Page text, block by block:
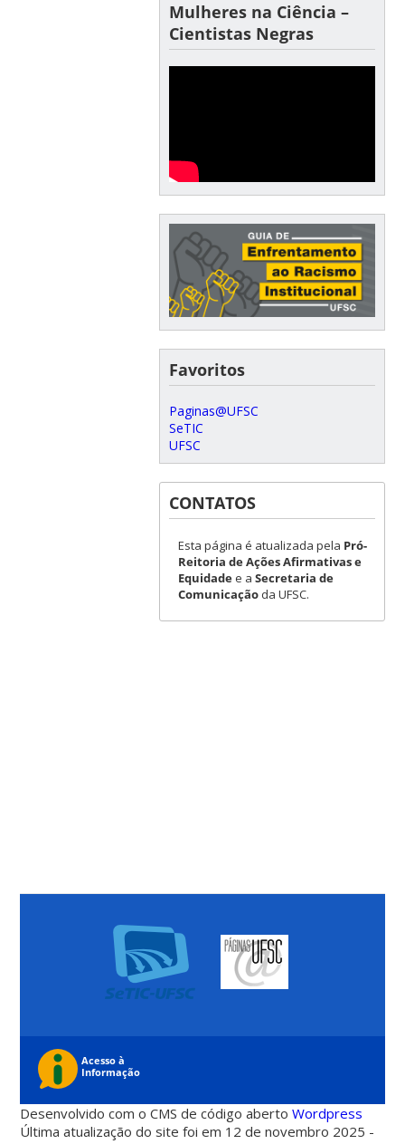
Mulheres na Ciência –
Cientistas Negras
Favoritos
Paginas@UFSC
SeTIC
UFSC
CONTATOS
Esta página é atualizada pela Pró-
Reitoria de Ações Afirmativas e
Equidadee a Secretaria de
Comunicaçãoda UFSC.
Desenvolvido com o CMS de código abertoWordpress
Última atualização do site foi em 12 de novembro 2025 -